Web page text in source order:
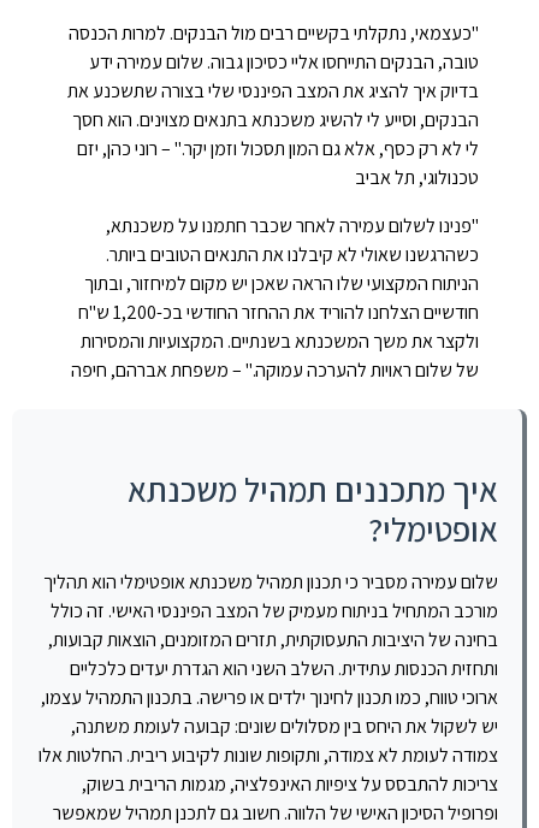
"כעצמאי, נתקלתי בקשיים רבים מול הבנקים. למרות הכנסה
טובה, הבנקים התייחסו אליי כסיכון גבוה. שלום עמירה ידע
בדיוק איך להציג את המצב הפיננסי שלי בצורה שתשכנע את
הבנקים, וסייע לי להשיג משכנתא בתנאים מצוינים. הוא חסך
לי לא רק כסף, אלא גם המון תסכול וזמן יקר." – רוני כהן, יזם
טכנולוגי, תל אביב
"פנינו לשלום עמירה לאחר שכבר חתמנו על משכנתא,
כשהרגשנו שאולי לא קיבלנו את התנאים הטובים ביותר.
הניתוח המקצועי שלו הראה שאכן יש מקום למיחזור, ובתוך
חודשיים הצלחנו להוריד את ההחזר החודשי בכ-1,200 ש"ח
ולקצר את משך המשכנתא בשנתיים. המקצועיות והמסירות
של שלום ראויות להערכה עמוקה." – משפחת אברהם, חיפה
איך מתכננים תמהיל משכנתא
אופטימלי?
שלום עמירה מסביר כי תכנון תמהיל משכנתא אופטימלי הוא תהליך
מורכב המתחיל בניתוח מעמיק של המצב הפיננסי האישי. זה כולל
בחינה של היציבות התעסוקתית, תזרים המזומנים, הוצאות קבועות,
ותחזית הכנסות עתידית. השלב השני הוא הגדרת יעדים כלכליים
ארוכי טווח, כמו תכנון לחינוך ילדים או פרישה. בתכנון התמהיל עצמו,
יש לשקול את היחס בין מסלולים שונים: קבועה לעומת משתנה,
צמודה לעומת לא צמודה, ותקופות שונות לקיבוע ריבית. החלטות אלו
צריכות להתבסס על ציפיות האינפלציה, מגמות הריבית בשוק,
ופרופיל הסיכון האישי של הלווה. חשוב גם לתכנן תמהיל שמאפשר